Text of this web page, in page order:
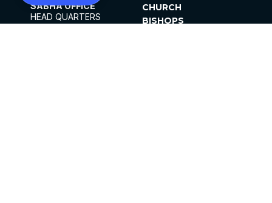
SABHA OFFICE
HEAD QUARTERS
CHURCH
BISHOPS